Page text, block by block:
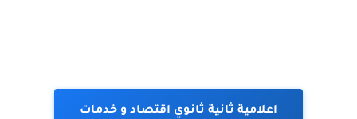
اعلامية ثانية ثانوي اقتصاد و خدمات